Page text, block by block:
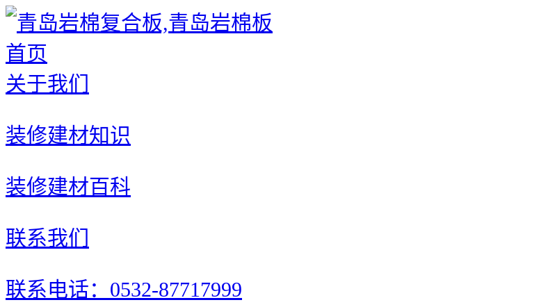
首页
关于我们
装修建材知识
装修建材百科
联系我们
联系电话：0532-87717999